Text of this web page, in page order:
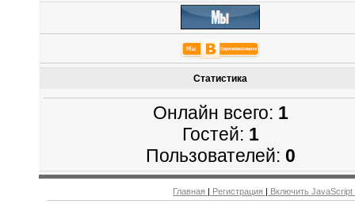
Статистика
Онлайн всего: 1
Гостей: 1
Пользователей: 0
Главная | Регистрация | Включить JavaScript